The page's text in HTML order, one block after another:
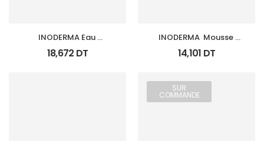
INODERMA Eau
Micellaire
Demaquillante Anti
18,672 DT
INODERMA  Mousse
Intime Ph Physiologique
150Ml
14,101 DT
SUR
COMMANDE